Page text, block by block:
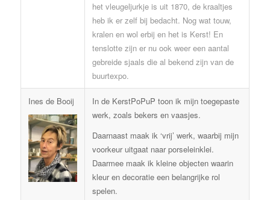
het vleugeljurkje is uit 1870, de kraaltjes
heb ik er zelf bij bedacht. Nog wat touw,
kralen en wol erbij en het is Kerst! En
tenslotte zijn er nu ook weer een aantal
gebreide sjaals die al bekend zijn van de
buurtexpo.
Ines de Booij
In de KerstPoPuP toon ik mijn toegepaste
werk, zoals bekers en vaasjes.
Daarnaast maak ik ‘vrij’ werk, waarbij mijn
voorkeur uitgaat naar porseleinklei.
Daarmee maak ik kleine objecten waarin
kleur en decoratie een belangrijke rol
spelen.